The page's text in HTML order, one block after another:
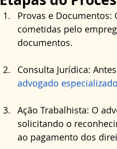
Provas e Documentos:
cometidas pelo
documentos.
Consulta Jurídica:
advogado especializado
Ação Trabalhista: O
solicitando o
ao pagamento dos